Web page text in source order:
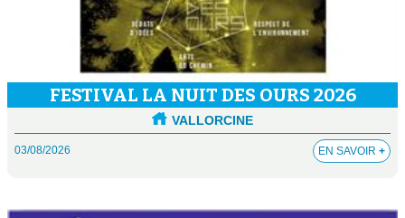
FESTIVAL LA NUIT DES OURS 2026
VALLORCINE
03/08/2026 EN SAVOIR +